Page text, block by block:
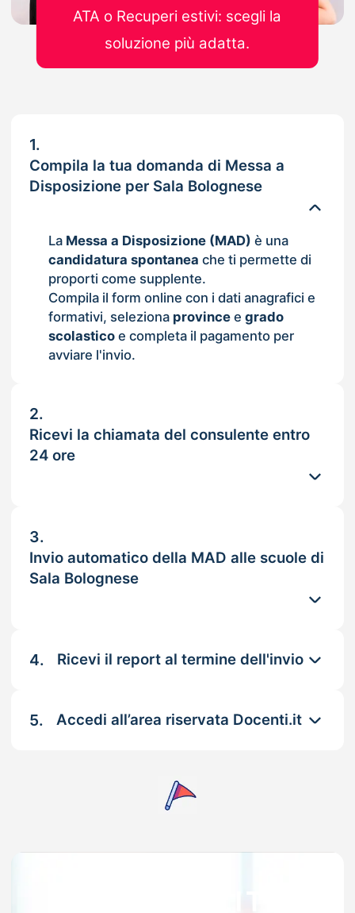
1.
Compila la tua domanda di Messa a
Disposizione per Sala Bolognese
La Messa a Disposizione (MAD) è una
candidatura spontanea che ti permette di
proporti come supplente.
Compila il form online con i dati anagrafici e
formativi, seleziona provincee grado
scolasticoe completa il pagamento per
avviare l'invio.
2.
Ricevi la chiamata del consulente entro
24 ore
3.
Invio automatico della MAD alle scuole di
Sala Bolognese
4. Ricevi il report al termine dell'invio
5. Accedi all’area riservata Docenti.it
ATA o Recuperi estivi: scegli la
soluzione più adatta.